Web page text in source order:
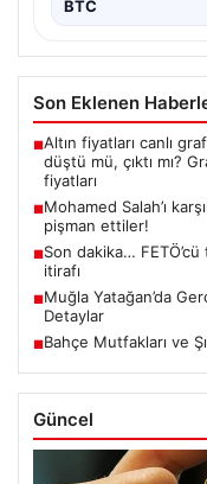
BTC
Son Eklenen
■Altın fiyatları canlı
düştü mü, çıktı mı?
fiyatları
■Mohamed Salah’ı
pişman ettiler!
■Son dakika…
itirafı
■Muğla Yatağan’da
Detaylar
■Bahçe Mutfakları ve
Güncel